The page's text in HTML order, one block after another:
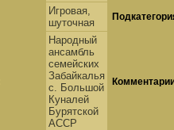
Игровая,
шуточная
Народный
ансамбль
семейских
Забайкалья
с. Большой
Куналей
Бурятской
АССР